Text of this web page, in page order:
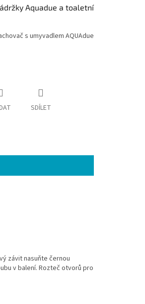
Aquadue a toaletní
s umyvadlem AQUAdue
SDÍLET
závit nasuňte černou
v balení. Rozteč otvorů pro